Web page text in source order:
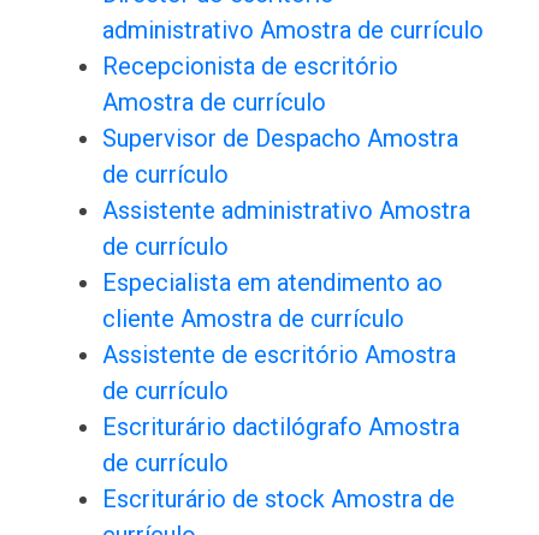
administrativo Amostra de currículo
Recepcionista de escritório
Amostra de currículo
Supervisor de Despacho Amostra
de currículo
Assistente administrativo Amostra
de currículo
Especialista em atendimento ao
cliente Amostra de currículo
Assistente de escritório Amostra
de currículo
Escriturário dactilógrafo Amostra
de currículo
Escriturário de stock Amostra de